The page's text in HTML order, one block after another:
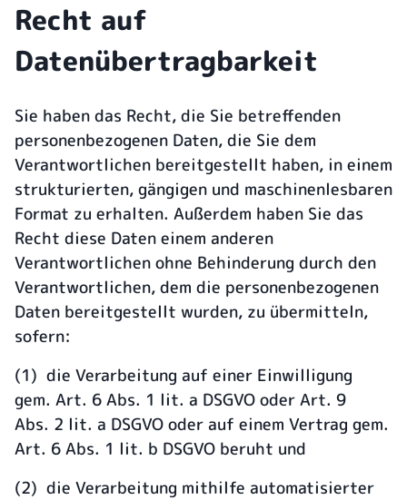
Recht auf
Datenübertragbarkeit
Sie haben das Recht, die Sie betreffenden
personenbezogenen Daten, die Sie dem
Verantwortlichen bereitgestellt haben, in einem
strukturierten, gängigen und maschinenlesbaren
Format zu erhalten. Außerdem haben Sie das
Recht diese Daten einem anderen
Verantwortlichen ohne Behinderung durch den
Verantwortlichen, dem die personenbezogenen
Daten bereitgestellt wurden, zu übermitteln,
sofern:
(1) die Verarbeitung auf einer Einwilligung
gem. Art. 6 Abs. 1 lit. a DSGVO oder Art. 9
Abs. 2 lit. a DSGVO oder auf einem Vertrag gem.
Art. 6 Abs. 1 lit. b DSGVO beruht und
(2) die Verarbeitung mithilfe automatisierter